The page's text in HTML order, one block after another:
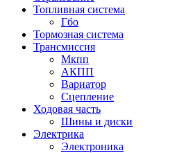
Топливная система
Гбо
Тормозная система
Трансмиссия
Мкпп
АКПП
Вариатор
Сцепление
Ходовая часть
Шины и диски
Электрика
Электроника